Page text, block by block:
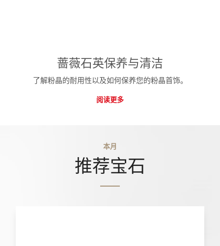
蔷薇石英保养与清洁
了解粉晶的耐用性以及如何保养您的粉晶首饰。
阅读更多
本月
推荐宝石